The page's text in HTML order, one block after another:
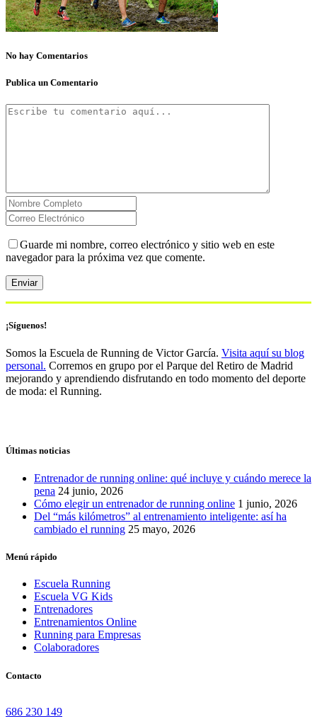
No hay Comentarios
Publica un Comentario
Guarde mi nombre, correo electrónico y sitio web en este
navegador para la próxima vez que comente.
¡Síguenos!
Somos la Escuela de Running de Victor García. Visita aquí su blog
personal. Corremos en grupo por el Parque del Retiro de Madrid
mejorando y aprendiendo disfrutando en todo momento del deporte
de moda: el Running.
Últimas noticias
Entrenador de running online: qué incluye y cuándo merece la
pena 24 junio, 2026
Cómo elegir un entrenador de running online 1 junio, 2026
Del “más kilómetros” al entrenamiento inteligente: así ha
cambiado el running 25 mayo, 2026
Menú rápido
Escuela Running
Escuela VG Kids
Entrenadores
Entrenamientos Online
Running para Empresas
Colaboradores
Contacto
686 230 149